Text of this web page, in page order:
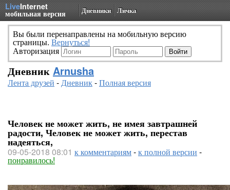
LiveInternet
мобильная версия Дневники Личка
Вы были перенаправлены на мобильную версию
страницы. Вернуться!
Авторизация
Дневник Arnusha
Лента друзей -Дневник-Полная версия
Человек не может жить, не имея завтрашней
радости, Человек не может жить, перестав
надеяться,
09-05-2018 08:01 к комментариям-к полной версии -
понравилось!